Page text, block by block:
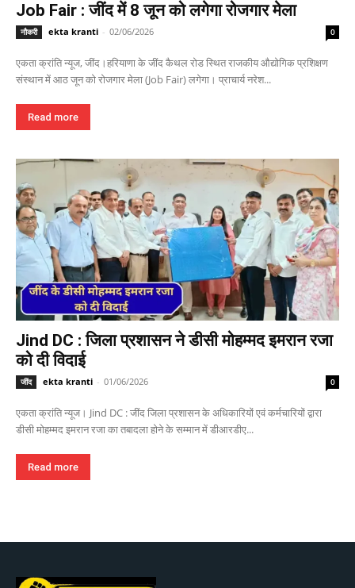
Job Fair : जींद में 8 जून को लगेगा रोजगार मेला
नौकरी ekta kranti - 02/06/2026 0
एकता क्रांति न्यूज, जींद।हरियाणा के जींद कैथल रोड स्थित राजकीय औद्योगिक प्रशिक्षण
संस्थान में आठ जून को रोजगार मेला (Job Fair) लगेगा। प्राचार्य नरेश...
Read more
Jind DC : जिला प्रशासन ने डीसी मोहम्मद इमरान रजा
को दी विदाई
जींद ekta kranti - 01/06/2026 0
एकता क्रांति न्यूज। Jind DC : जींद जिला प्रशासन के अधिकारियों एवं कर्मचारियों द्वारा
डीसी मोहम्मद इमरान रजा का तबादला होने के सम्मान में डीआरडीए...
Read more